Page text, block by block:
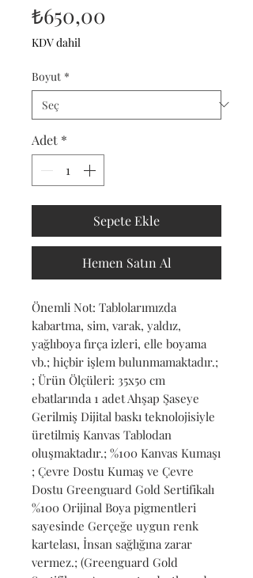
₺650,00
KDV dahil
Boyut *
Adet *
Sepete Ekle
Hemen Satın Al
Önemli Not: Tablolarımızda
kabartma, sim, varak, yaldız,
yağlıboya fırça izleri, elle boyama
vb.; hiçbir işlem bulunmamaktadır.;
; Ürün Ölçüleri: 35x50 cm
ebatlarında 1 adet Ahşap Şaseye
Gerilmiş Dijital baskı teknolojisiyle
üretilmiş Kanvas Tablodan
oluşmaktadır.; %100 Kanvas Kumaşı
; Çevre Dostu Kumaş ve Çevre
Dostu Greenguard Gold Sertifikalı
%100 Orijinal Boya pigmentleri
sayesinde Gerçeğe uygun renk
kartelası, İnsan sağlığına zarar
vermez.; (Greenguard Gold